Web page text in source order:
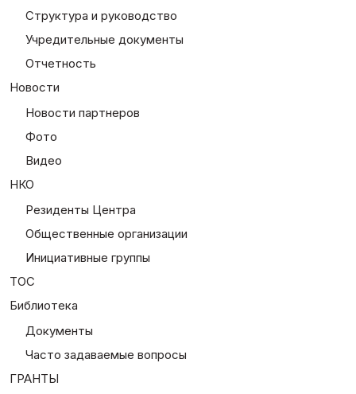
Структура и руководство
Учредительные документы
Отчетность
Новости
Новости партнеров
Фото
Видео
НКО
Резиденты Центра
Общественные организации
Инициативные группы
ТОС
Библиотека
Документы
Часто задаваемые вопросы
ГРАНТЫ